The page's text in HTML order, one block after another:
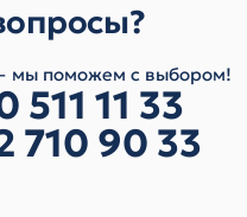
мы поможем с выбором!
511 11 33
710 90 33